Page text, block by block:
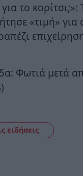
το κορίτσι;»:
«τιμή» για
Φωτιά μετά
ειδήσεις